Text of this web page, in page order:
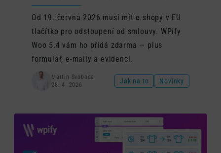
od smlouvy. WPify Woo 5.4
vám ho dodá zdarma.
Od 19. června 2026 musí mít e-shopy v EU
tlačítko pro odstoupení od smlouvy. WPify
Woo 5.4 vám ho přidá zdarma — plus
formulář, e-maily a evidenci.
Martin Svoboda
28. 4. 2026
Jak na to Novinky